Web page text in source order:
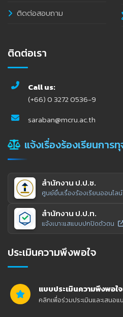
ติดต่อสอบถาม
ติดต่อเรา
Call us:
(+66) 0 3272 0536-9
saraban@mcru.ac.th
แจ้งเรื่องร้องเรียนการ
สำนักงาน ป.ป.ช.
ศูนย์ยื่นเรื่องร้องเรียนออนไลน์
สำนักงาน ป.ป.ท.
แจ้งเบาะแสแบบปกปิดตัวตน
ประเมินความพึงพอใจ
แบบประเมินความพึงพอใ
คลิกเพื่อร่วมประเมินและเสนอแ